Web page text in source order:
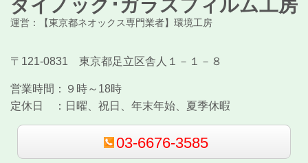
ダイノック･ガラスフィルム工房
運営：【東京都ネオックス専門業者】環境工房
〒121-0831 東京都足立区舎人１－１－８
営業時間：
９時～18時
定休日 ： 日曜、祝日、年末年始、夏季休暇
03-6676-3585